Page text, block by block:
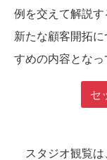
例を交えて解説す
新たな顧客開拓
すめの内容となっ
セ
スタジオ観覧は